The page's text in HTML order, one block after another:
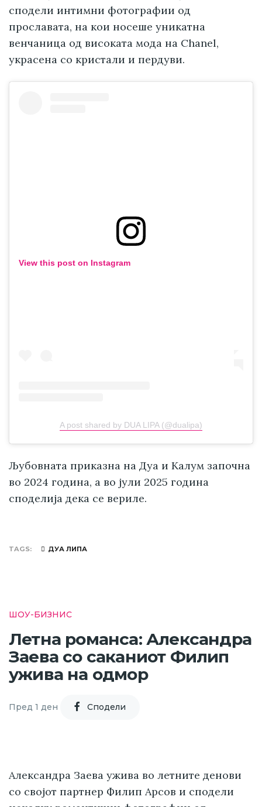
сподели интимни фотографии од
прославата, на кои носеше уникатна
венчаница од високата мода на Chanel,
украсена со кристали и пердуви.
View this post on Instagram
A post shared by DUA LIPA (@dualipa)
Љубовната приказна на Дуа и Калум започна
во 2024 година, а во јули 2025 година
споделија дека се вериле.
TAGS ДУА ЛИПА
ШОУ-БИЗНИС
Летна романса: Александра
Заева со саканиот Филип
ужива на одмор
Пред 1 ден Cподели
Александра Заева ужива во летните денови
со својот партнер Филип Арсов и сподели